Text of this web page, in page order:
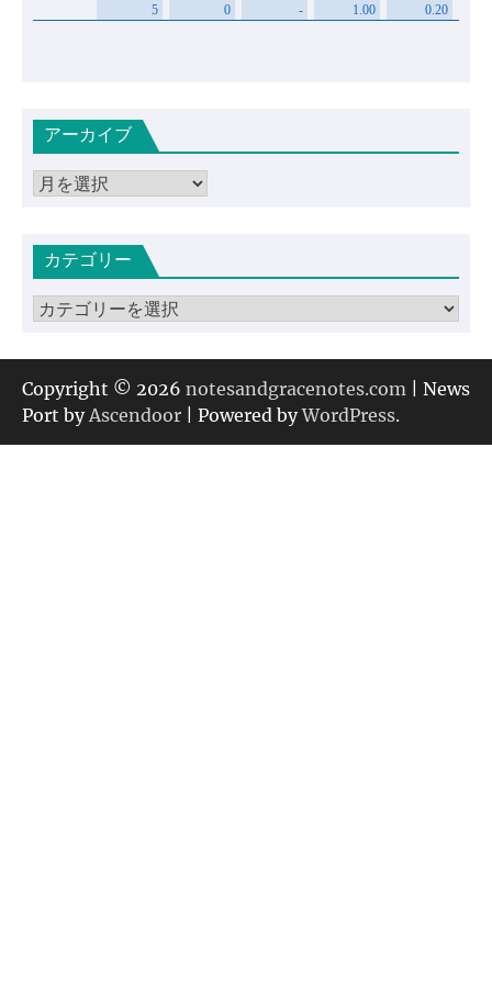
アーカイブ
ア
イカテゴリー
カ
ゴ
リ
ー
Copyright © 2026 notesandgracenotes.com | News
Port byAscendoor | Powered byWordPress.